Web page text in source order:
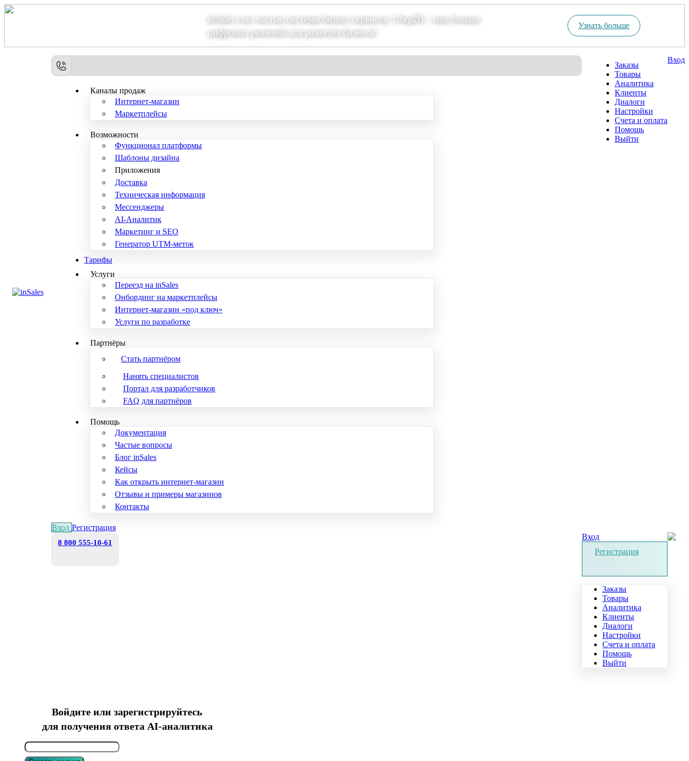
inSales стал частью системы бизнес-сервисов. Сбер2В – еще больше
цифровых решений для развития бизнеса!
Узнать больше
Каналы продаж
Интернет-магазин
Маркетплейсы
Возможности
Функционал платформы
Шаблоны дизайна
Приложения
Доставка
Техническая информация
Мессенджеры
AI-Аналитик
Маркетинг и SEO
Генератор UTM-меток
Тарифы
Услуги
Переезд на inSales
Онбординг на маркетплейсы
Интернет-магазин «под ключ»
Услуги по разработке
Партнёры
Стать партнёром
Нанять специалистов
Портал для разработчиков
FAQ для партнёров
Помощь
Документация
Частые вопросы
Блог inSales
Кейсы
Как открыть интернет-магазин
Отзывы и примеры магазинов
Контакты
Вход Регистрация
Заказы
Товары
Аналитика
Клиенты
Диалоги
Настройки
Счета и оплата
Помощь
Выйти
Вход
8 800 555-10-61
Вход
Регистрация
Заказы
Товары
Аналитика
Клиенты
Диалоги
Настройки
Счета и оплата
Помощь
Выйти
Войдите или зарегистрируйтесь
для получения ответа AI-аналитика